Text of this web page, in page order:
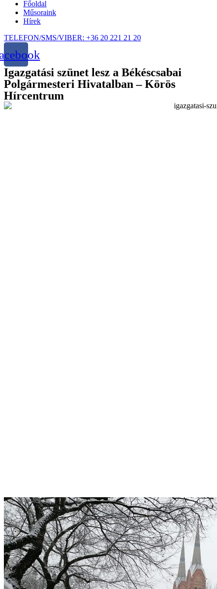
Főoldal
Műsoraink
Hírek
TELEFON/SMS/VIBER: +36 20 221 21 20
Igazgatási szünet lesz a Békéscsabai
Polgármesteri Hivatalban – Körös
Hírcentrum